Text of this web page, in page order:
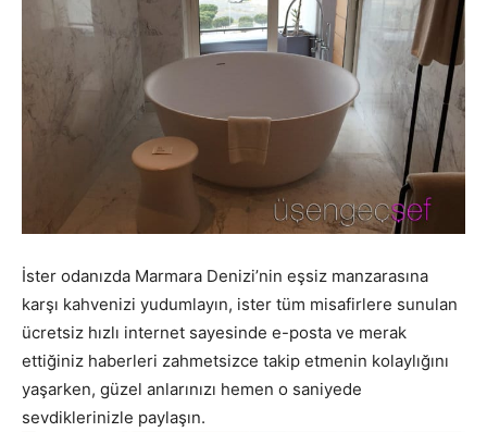
İster odanızda Marmara Denizi’nin eşsiz manzarasına
karşı kahvenizi yudumlayın, ister tüm misafirlere sunulan
ücretsiz hızlı internet sayesinde e-posta ve merak
ettiğiniz haberleri zahmetsizce takip etmenin kolaylığını
yaşarken, güzel anlarınızı hemen o saniyede
sevdiklerinizle paylaşın.